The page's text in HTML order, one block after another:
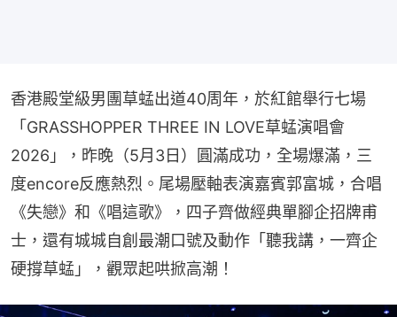
香港殿堂級男團草蜢出道40周年，於紅館舉行七場
「GRASSHOPPER THREE IN LOVE草蜢演唱會
2026」，昨晚（5月3日）圓滿成功，全場爆滿，三
度encore反應熱烈。尾場壓軸表演嘉賓郭富城，合唱
《失戀》和《唱這歌》，四子齊做經典單腳企招牌甫
士，還有城城自創最潮口號及動作「聽我講，一齊企
硬撐草蜢」，觀眾起哄掀高潮！